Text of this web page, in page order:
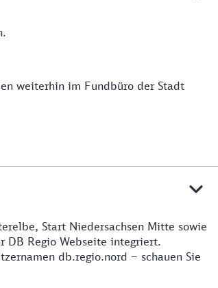
weiterhin im Fundbüro der Stadt
Start Niedersachsen Mitte sowie
DB Regio Webseite integriert.
db.regio.nord – schauen Sie